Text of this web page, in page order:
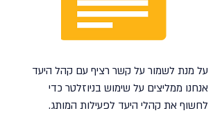
על מנת לשמור על קשר רציף עם קהל היעד
אנחנו ממליצים על שימוש בניוזלטר כדי
לחשוף את קהלי היעד לפעילות המותג.